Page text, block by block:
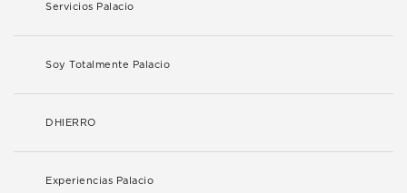
Servicios Palacio
Soy Totalmente Palacio
DHIERRO
Experiencias Palacio